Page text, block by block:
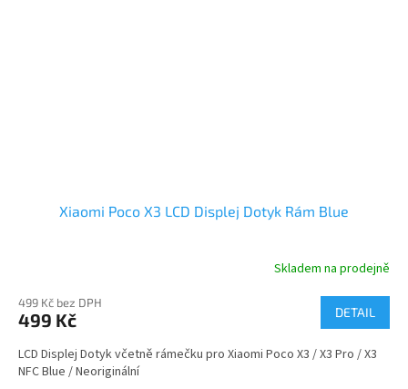
Xiaomi Poco X3 LCD Displej Dotyk Rám Blue
Skladem na prodejně
499 Kč bez DPH
499 Kč DETAIL
LCD Displej Dotyk včetně rámečku pro Xiaomi Poco X3 / X3 Pro / X3
NFC Blue / Neoriginální